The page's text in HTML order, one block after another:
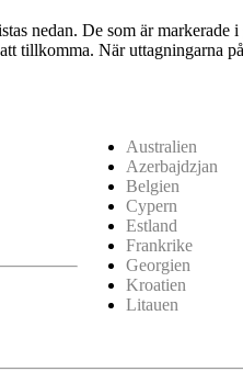
nedan. De som är markerade i
tillkomma. När uttagningarna
Australien
Azerbajdzjan
Belgien
Cypern
Estland
Frankrike
Georgien
Kroatien
Litauen